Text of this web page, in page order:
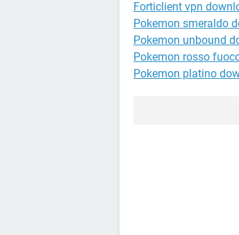
Forticlient vpn
Pokemon smeraldo
Pokemon unbound
Pokemon rosso
Pokemon platino